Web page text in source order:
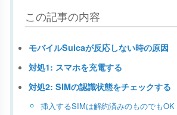
この記事の内容
モバイルSuicaが反応しない時の原因
対処1: スマホを充電する
対処2: SIMの認識状態をチェックする
挿入するSIMは解約済みのものでもOK